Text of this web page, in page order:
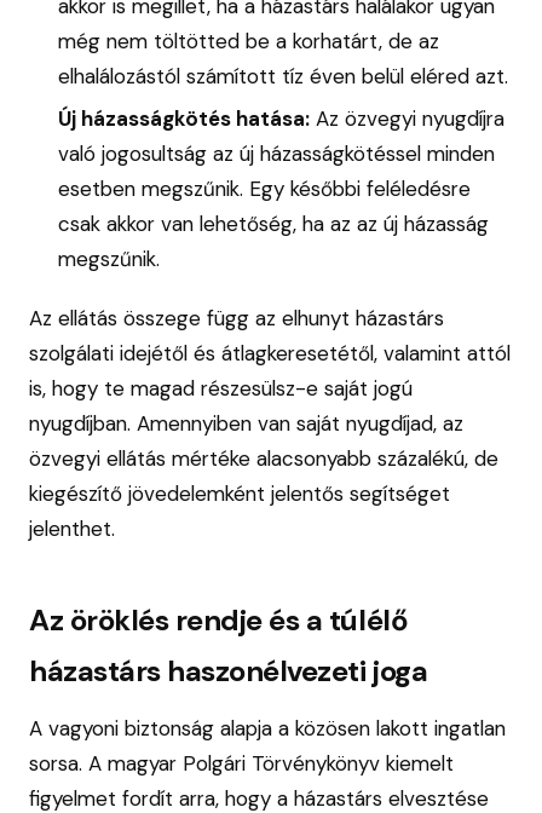
akkor is megillet, ha a házastárs halálakor ugyan
még nem töltötted be a korhatárt, de az
elhalálozástól számított tíz éven belül eléred azt.
Új házasságkötés hatása: Az özvegyi nyugdíjra
való jogosultság az új házasságkötéssel minden
esetben megszűnik. Egy későbbi feléledésre
csak akkor van lehetőség, ha az az új házasság
megszűnik.
Az ellátás összege függ az elhunyt házastárs
szolgálati idejétől és átlagkeresetétől, valamint attól
is, hogy te magad részesülsz-e saját jogú
nyugdíjban. Amennyiben van saját nyugdíjad, az
özvegyi ellátás mértéke alacsonyabb százalékú, de
kiegészítő jövedelemként jelentős segítséget
jelenthet.
Az öröklés rendje és a túlélő
házastárs haszonélvezeti joga
A vagyoni biztonság alapja a közösen lakott ingatlan
sorsa. A magyar Polgári Törvénykönyv kiemelt
figyelmet fordít arra, hogy a házastárs elvesztése